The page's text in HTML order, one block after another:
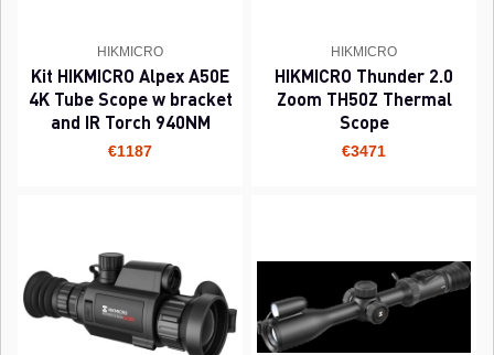
HIKMICRO
Kit HIKMICRO Alpex A50E
4K Tube Scope w bracket
and IR Torch 940NM
€1187
HIKMICRO
HIKMICRO Thunder 2.0
Zoom TH50Z Thermal
Scope
€3471